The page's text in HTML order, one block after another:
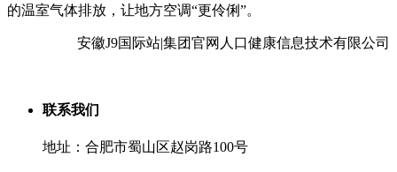
的温室气体排放，让地方空调“更伶俐”。
安徽J9国际站|集团官网人口健康信息技术有限公司
联系我们
地址：合肥市蜀山区赵岗路100号